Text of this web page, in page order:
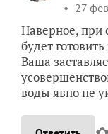
27
Наверное, при
будет
Ваша
воды явно не